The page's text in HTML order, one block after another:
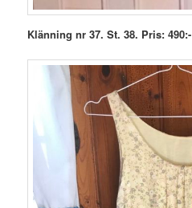
Klänning nr 37. St. 38. Pris: 490:-